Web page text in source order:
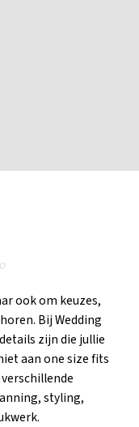
ook om keuzes,
Bij Wedding
zijn die jullie
aan one size fits
styling,